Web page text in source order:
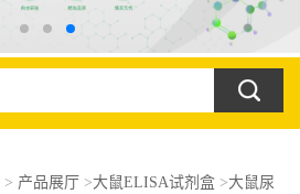
> 产品展厅>大鼠ELISA试剂盒>大鼠尿